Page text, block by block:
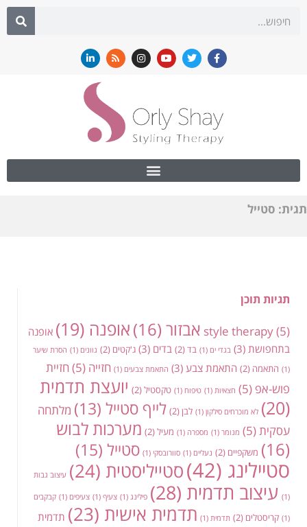
תגית: סטייל
תגיות תוכן
style therapy(5) אבזור (16) אופנה (19)
אופנה
בתחפושת (3) בגדי ים (1) בד(2) בדים (3) ג'קטים (2) גוונים (1)
הסרת שיער
(1)
התאמה (2) התאמת צבע (3) התאמת צבעים (1) חזייה (5)
חזיית
פוש-אפ(5) חצאיות (1) טיפוח (1) טקסטיל(2)
יועצת תדמית
(20)
לא מוכרחים סילקון (1) לבן(2) לייף סטייל (13)
מלתחה
עסקית (5) מנומר (1) מספרה (1) מעיל(2)
מערכות לבוש
(16)
משקפיים (2) נעליים (1) סוורובסקי (1) סטייל (15)
סטיילינג (42) סטייליסטית (24) עיצוב גבות
(1) עיצוב תדמית (28) פילינג (1) צעיף (1) צעיפים (1) קבקבים
(1) קריסטלים (2) תדמית (1) תדמית אישית (23)
תדמית